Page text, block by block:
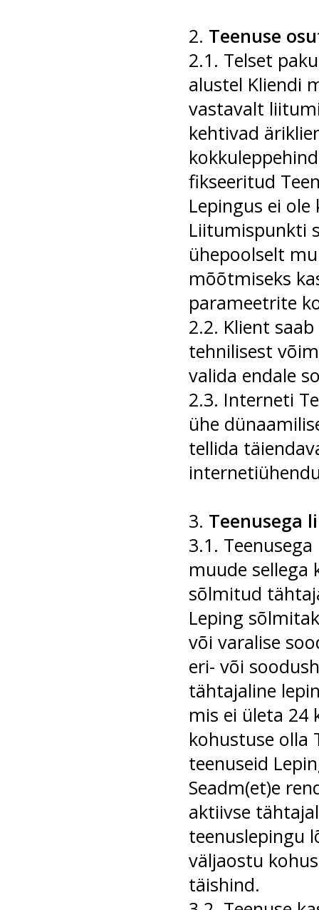
2. Teenuse
2.1. Telset
alustel Kliendi
vastavalt
kehtivad
fikseeritud
Lepingus ei
Liitumispunkti
ühepoolselt
mõõtmiseks
parameetrite
2.2. Klient
tehnilisest
valida endale
2.3. Interneti
ühe
tellida
3. Teenusega
3.1.
muude sellega
sõlmitud
Leping
või varalise
eri- või
tähtajaline
mis ei ületa 24
kohustuse olla
teenuseid
Seadm(et)e
aktiivse
teenuslepingu
väljaostu
täishind.